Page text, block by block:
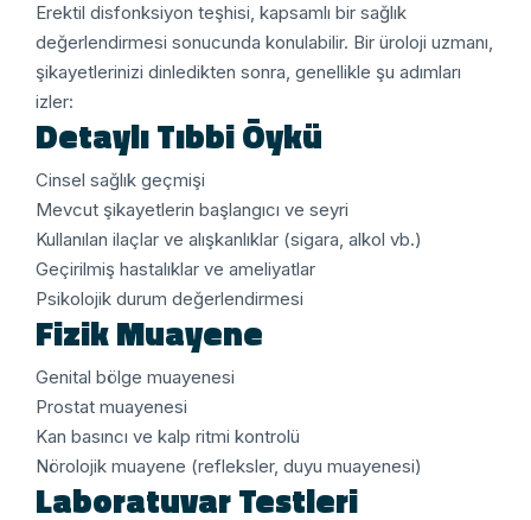
Erektil disfonksiyon teşhisi, kapsamlı bir sağlık
değerlendirmesi sonucunda konulabilir. Bir üroloji uzmanı,
şikayetlerinizi dinledikten sonra, genellikle şu adımları
izler:
Detaylı Tıbbi Öykü
Cinsel sağlık geçmişi
Mevcut şikayetlerin başlangıcı ve seyri
Kullanılan ilaçlar ve alışkanlıklar (sigara, alkol vb.)
Geçirilmiş hastalıklar ve ameliyatlar
Psikolojik durum değerlendirmesi
Fizik Muayene
Genital bölge muayenesi
Prostat muayenesi
Kan basıncı ve kalp ritmi kontrolü
Nörolojik muayene (refleksler, duyu muayenesi)
Laboratuvar Testleri